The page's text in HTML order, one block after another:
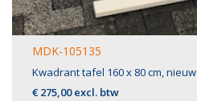
MDK-105135
Kwadrant tafel 160 x 80 cm, nieuw
€ 275,00 excl. btw